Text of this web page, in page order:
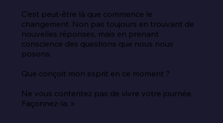
C’est peut-être là que commence le
changement. Non pas toujours en trouvant de
nouvelles réponses, mais en prenant
conscience des questions que nous nous
posons.
Que conçoit mon esprit en ce moment ?
Ne vous contentez pas de vivre votre journée.
Façonnez-la. »